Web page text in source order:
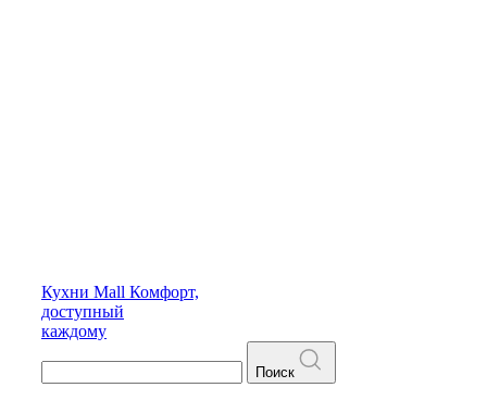
Кухни Mall Комфорт,
доступный
каждому
Поиск